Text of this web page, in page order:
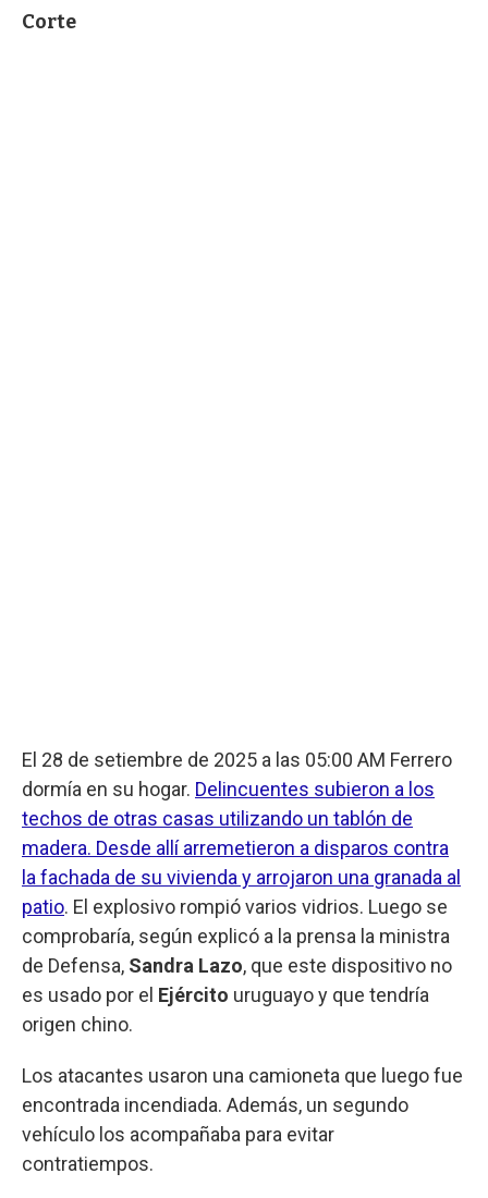
Corte
El 28 de setiembre de 2025 a las 05:00 AM Ferrero
dormía en su hogar. Delincuentes subieron a los
techos de otras casas utilizando un tablón de
madera. Desde allí arremetieron a disparos contra
la fachada de su vivienda y arrojaron una granada al
patio. El explosivo rompió varios vidrios. Luego se
comprobaría, según explicó a la prensa la ministra
de Defensa, Sandra Lazo, que este dispositivo no
es usado por el Ejército uruguayo y que tendría
origen chino.
Los atacantes usaron una camioneta que luego fue
encontrada incendiada. Además, un segundo
vehículo los acompañaba para evitar
contratiempos.